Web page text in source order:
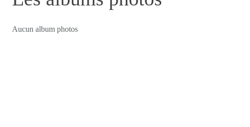
Aucun album photos